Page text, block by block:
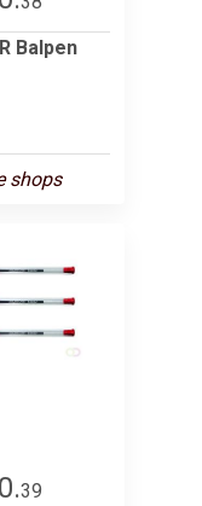
Balpen
shops
39